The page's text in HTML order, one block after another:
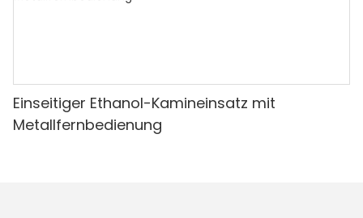
Einseitiger Ethanol-Kamineinsatz mit
Metallfernbedienung